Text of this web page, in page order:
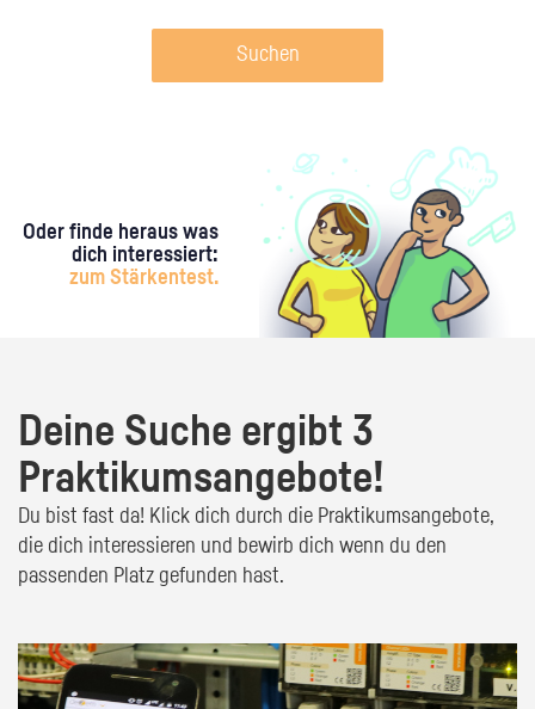
Suchen
Oder finde heraus was
dich interessiert:
zum Stärkentest.
Deine Suche ergibt 3
Praktikumsangebote!
Du bist fast da! Klick dich durch die Praktikumsangebote,
die dich interessieren und bewirb dich wenn du den
passenden Platz gefunden hast.